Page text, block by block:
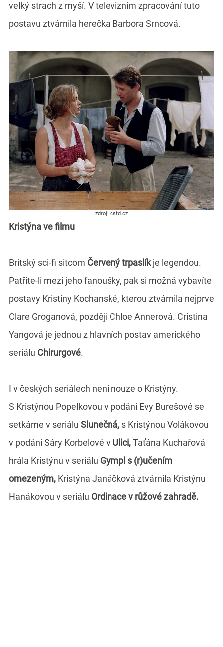
velký strach z myší. V televizním zpracování tuto
postavu ztvárnila herečka Barbora Srncová.
zdroj: csfd.cz
Kristýna ve filmu
Britský sci-fi sitcom Červený trpaslíkje legendou.
Patříte-li mezi jeho fanoušky, pak si možná vybavíte
postavy Kristiny Kochanské, kterou ztvárnila nejprve
Clare Groganová, později Chloe Annerová. Cristina
Yangová je jednou z hlavních postav amerického
seriálu Chirurgové.
I v českých seriálech není nouze o Kristýny.
S Kristýnou Popelkovou v podání Evy Burešové se
setkáme v seriálu Slunečná, s Kristýnou Volákovou
v podání Sáry Korbelové v Ulici,Taťána Kuchařová
hrála Kristýnu v seriálu Gympl s (r)učením
omezeným, Kristýna Janáčková ztvárnila Kristýnu
Hanákovou v seriálu Ordinace v růžové zahradě.